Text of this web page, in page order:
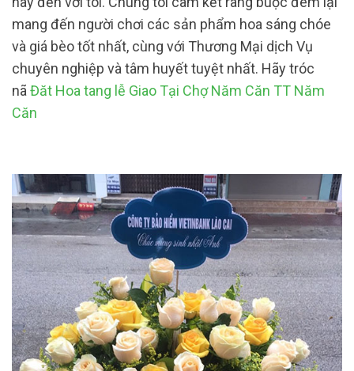
mang đến người chơi các sản phẩm hoa sáng chóe
và giá bèo tốt nhất, cùng với Thương Mại dịch Vụ
chuyên nghiệp và tâm huyết tuyệt nhất. Hãy tróc
nã Đăt Hoa tang lễ Giao Tại Chợ Năm Căn TT Năm
Căn